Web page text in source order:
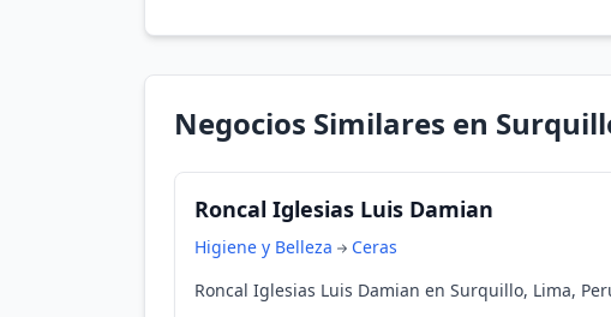
Negocios Similares en
Roncal Iglesias Luis Damian
Higiene y Belleza
Ceras
Roncal Iglesias Luis Damian en Surquillo, Lima,